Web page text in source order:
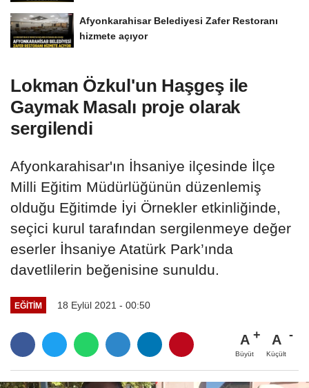
Afyonkarahisar Belediyesi Zafer Restoranı
hizmete açıyor
Lokman Özkul'un Haşgeş ile
Gaymak Masalı proje olarak
sergilendi
Afyonkarahisar'ın İhsaniye ilçesinde İlçe
Milli Eğitim Müdürlüğünün düzenlemiş
olduğu Eğitimde İyi Örnekler etkinliğinde,
seçici kurul tarafından sergilenmeye değer
eserler İhsaniye Atatürk Park’ında
davetlilerin beğenisine sunuldu.
EĞITIM 18 Eylül 2021 - 00:50
A
Büyüt
A
Küçült